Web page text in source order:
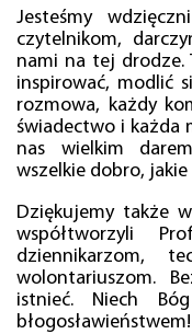
Jesteśmy
czytelnikom,
nami na tej drodze.
inspirować, modlić
rozmowa, każdy
świadectwo i każda
nas wielkim
wszelkie dobro, jakie
Dziękujemy także
współtworzyli
dziennikarzom,
wolontariuszom.
istnieć. Niech